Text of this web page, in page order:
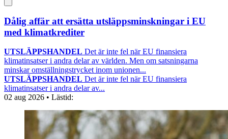
Dålig affär att ersätta utsläppsminskningar i EU
med klimatkrediter
UTSLÄPPSHANDEL Det är inte fel när EU finansiera
klimatinsatser i andra delar av världen. Men om satsningarna
minskar omställningstrycket inom unionen...
UTSLÄPPSHANDEL Det är inte fel när EU finansiera
klimatinsatser i andra delar av...
02 aug 2026 • Lästid: